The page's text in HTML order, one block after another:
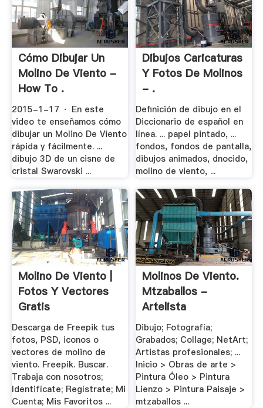
Cómo Dibujar Un
Molino De Viento -
How To .
2015-1-17 · En este
video te enseñamos cómo
dibujar un Molino De Viento
rápida y fácilmente. ...
dibujo 3D de un cisne de
cristal Swarovski ...
Dibujos Caricaturas
Y Fotos De Molinos
- .
Definición de dibujo en el
Diccionario de español en
línea. ... papel pintado, ...
fondos, fondos de pantalla,
dibujos animados, dnocido,
molino de viento, ...
Molino De Viento |
Fotos Y Vectores
Gratis
Descarga de Freepik tus
fotos, PSD, iconos o
vectores de molino de
viento. Freepik. Buscar.
Trabaja con nosotros;
Identifícate; Regístrate; Mi
Cuenta; Mis Favoritos ...
Molinos De Viento.
Mtzaballos -
Artelista
Dibujo; Fotografía;
Grabados; Collage; NetArt;
Artistas profesionales; ...
Inicio > Obras de arte >
Pintura Óleo > Pintura
Lienzo > Pintura Paisaje >
mtzaballos ...